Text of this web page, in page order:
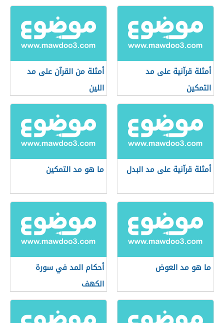
أمثلة قرآنية على مد
التمكين
أمثلة من القرآن على مد
اللين
أمثلة قرآنية على مد البدل ما هو مد التمكين
ما هو مد العوض
أحكام المد في سورة
الكهف